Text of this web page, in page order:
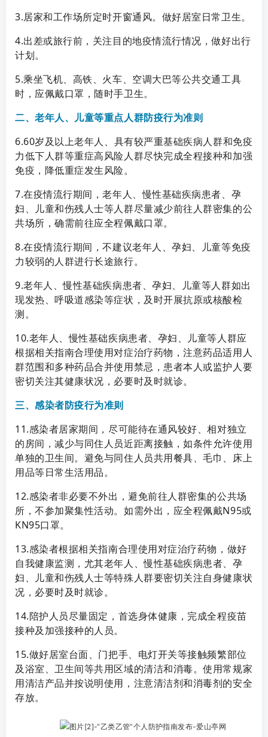
3.居家和工作场所定时开窗通风。做好居室日常卫生。
4.出差或旅行前，关注目的地疫情流行情况，做好出行
计划。
5.乘坐飞机、高铁、火车、空调大巴等公共交通工具
时，应佩戴口罩，随时手卫生。
二、老年人、儿童等重点人群防疫行为准则
6.60岁及以上老年人、具有较严重基础疾病人群和免疫
力低下人群等重症高风险人群尽快完成全程接种和加强
免疫，降低重症发生风险。
7.在疫情流行期间，老年人、慢性基础疾病患者、孕
妇、儿童和伤残人士等人群尽量减少前往人群密集的公
共场所，确需前往应全程佩戴口罩。
8.在疫情流行期间，不建议老年人、孕妇、儿童等免疫
力较弱的人群进行长途旅行。
9.老年人、慢性基础疾病患者、孕妇、儿童等人群如出
现发热、呼吸道感染等症状，及时开展抗原或核酸检
测。
10.老年人、慢性基础疾病患者、孕妇、儿童等人群应
根据相关指南合理使用对症治疗药物，注意药品适用人
群范围和多种药品合并使用禁忌，患者本人或监护人要
密切关注其健康状况，必要时及时就诊。
三、感染者防疫行为准则
11.感染者居家期间，尽可能待在通风较好、相对独立
的房间，减少与同住人员近距离接触，如条件允许使用
单独的卫生间。避免与同住人员共用餐具、毛巾、床上
用品等日常生活用品。
12.感染者非必要不外出，避免前往人群密集的公共场
所，不参加聚集性活动。如需外出，应全程佩戴N95或
KN95口罩。
13.感染者根据相关指南合理使用对症治疗药物，做好
自我健康监测，尤其老年人、慢性基础疾病患者、孕
妇、儿童和伤残人士等特殊人群要密切关注自身健康状
况，必要时及时就诊。
14.陪护人员尽量固定，首选身体健康，完成全程疫苗
接种及加强接种的人员。
15.做好居室台面、门把手、电灯开关等接触频繁部位
及浴室、卫生间等共用区域的清洁和消毒。使用常规家
用清洁产品并按说明使用，注意清洁剂和消毒剂的安全
存放。